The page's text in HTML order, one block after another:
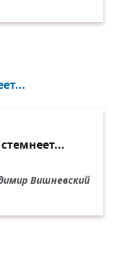
Вишневский